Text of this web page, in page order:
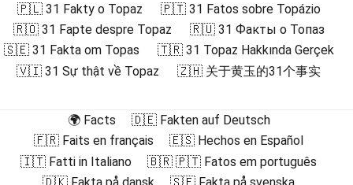
🇵🇱 31 Fakty o Topaz
🇵🇹 31 Fatos sobre Topázio
🇷🇴 31 Fapte despre Topaz
🇷🇺 31 Факты о Топаз
🇸🇪 31 Fakta om Topas
🇹🇷 31 Topaz Hakkında Gerçek
🇻🇮 31 Sự thật về Topaz
🇿🇭 关于黄玉的31个事实
🌍 Facts
🇩🇪 Fakten auf Deutsch
🇫🇷 Faits en français
🇪🇸 Hechos en Español
🇮🇹 Fatti in Italiano
🇧🇷 🇵🇹 Fatos em português